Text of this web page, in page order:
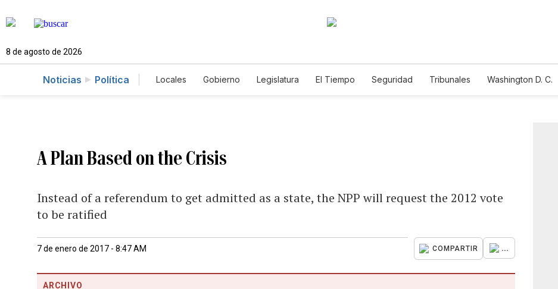
8 de agosto de 2026
Noticias Política Locales Gobierno Legislatura El Tiempo Seguridad Tribunales Washington D. C.
A Plan Based on the Crisis
Instead of a referendum to get admitted as a state, the NPP will request the 2012 vote
to be ratified
7 de enero de 2017 - 8:47 AM COMPARTIR ...
ARCHIVO